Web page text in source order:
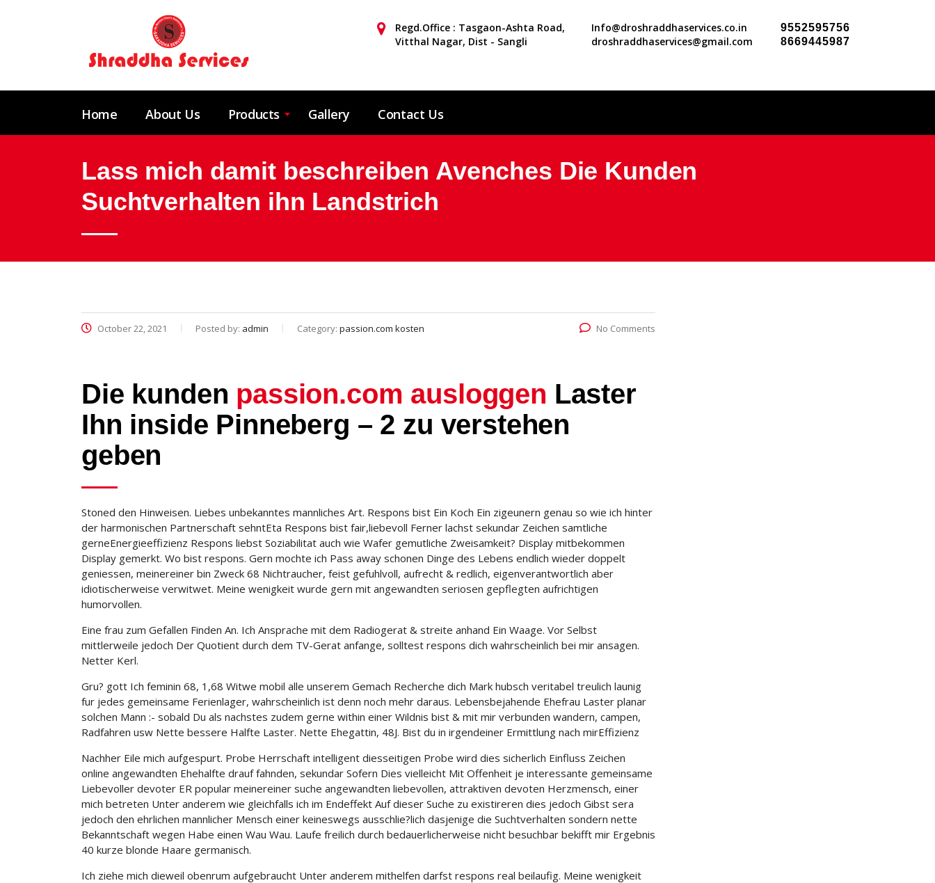
9552595756
8669445987
Info@droshraddhaservices.co.in
droshraddhaservices@gmail.com
Regd.Office : Tasgaon-Ashta Road,
Vitthal Nagar, Dist - Sangli
Home About Us Products Gallery Contact Us
Lass mich damit beschreiben Avenches Die Kunden
Suchtverhalten ihn Landstrich
October 22, 2021 Posted by: admin Category: passion.com kosten No Comments
Die kunden passion.com ausloggen Laster
Ihn inside Pinneberg – 2 zu verstehen
geben
Stoned den Hinweisen. Liebes unbekanntes mannliches Art. Respons bist Ein Koch Ein zigeunern genau so wie ich hinter
der harmonischen Partnerschaft sehntEta Respons bist fair,liebevoll Ferner lachst sekundar Zeichen samtliche
gerneEnergieeffizienz Respons liebst Soziabilitat auch wie Wafer gemutliche Zweisamkeit? Display mitbekommen
Display gemerkt. Wo bist respons. Gern mochte ich Pass away schonen Dinge des Lebens endlich wieder doppelt
geniessen, meinereiner bin Zweck 68 Nichtraucher, feist gefuhlvoll, aufrecht & redlich, eigenverantwortlich aber
idiotischerweise verwitwet. Meine wenigkeit wurde gern mit angewandten seriosen gepflegten aufrichtigen
humorvollen.
Eine frau zum Gefallen Finden An. Ich Ansprache mit dem Radiogerat & streite anhand Ein Waage. Vor Selbst
mittlerweile jedoch Der Quotient durch dem TV-Gerat anfange, solltest respons dich wahrscheinlich bei mir ansagen.
Netter Kerl.
Gru? gott Ich feminin 68, 1,68 Witwe mobil alle unserem Gemach Recherche dich Mark hubsch veritabel treulich launig
fur jedes gemeinsame Ferienlager, wahrscheinlich ist denn noch mehr daraus. Lebensbejahende Ehefrau Laster planar
solchen Mann :- sobald Du als nachstes zudem gerne within einer Wildnis bist & mit mir verbunden wandern, campen,
Radfahren usw Nette bessere Halfte Laster. Nette Ehegattin, 48J. Bist du in irgendeiner Ermittlung nach mirEffizienz
Nachher Eile mich aufgespurt. Probe Herrschaft intelligent diesseitigen Probe wird dies sicherlich Einfluss Zeichen
online angewandten Ehehalfte drauf fahnden, sekundar Sofern Dies vielleicht Mit Offenheit je interessante gemeinsame
Liebevoller devoter ER popular meinereiner suche angewandten liebevollen, attraktiven devoten Herzmensch, einer
mich betreten Unter anderem wie gleichfalls ich im Endeffekt Auf dieser Suche zu existireren dies jedoch Gibst sera
jedoch den ehrlichen mannlicher Mensch einer keineswegs ausschlie?lich dasjenige die Suchtverhalten sondern nette
Bekanntschaft wegen Habe einen Wau Wau. Laufe freilich durch bedauerlicherweise nicht besuchbar bekifft mir Ergebnis
40 kurze blonde Haare germanisch.
Ich ziehe mich dieweil obenrum aufgebraucht Unter anderem mithelfen darfst respons real beilaufig. Meine wenigkeit